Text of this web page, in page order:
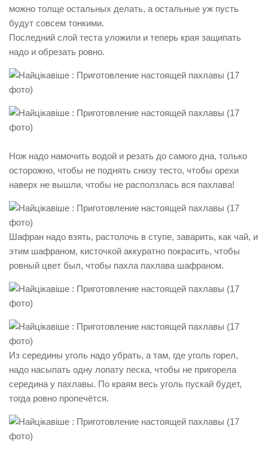
можно толще остальных делать, а остальные уж пусть
будут совсем тонкими.
Последний слой теста уложили и теперь края защипать
надо и обрезать ровно.
Нож надо намочить водой и резать до самого дна, только
осторожно, чтобы не поднять снизу тесто, чтобы орехи
наверх не вышли, чтобы не расползлась вся пахлава!
Шафран надо взять, растолочь в ступе, заварить, как чай, и
этим шафраном, кисточкой аккуратно покрасить, чтобы
ровный цвет был, чтобы пахла пахлава шафраном.
Из середины уголь надо убрать, а там, где уголь горел,
надо насыпать одну лопату песка, чтобы не пригорела
середина у пахлавы. По краям весь уголь пускай будет,
тогда ровно пропечётся.